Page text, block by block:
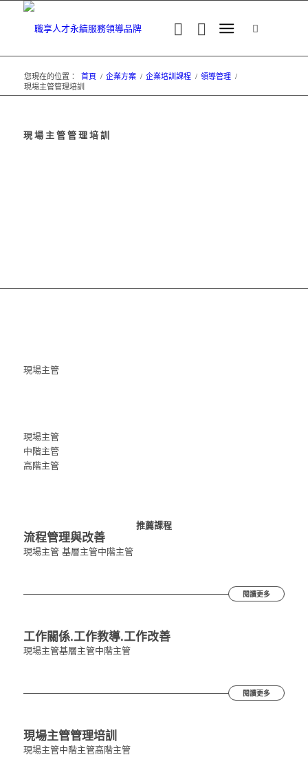
您現在的位置： 首頁 / 企業方案 / 企業培訓課程 / 領導管理 /
現場主管管理培訓
現場主管管理培訓
現場主管
現場主管
中階主管
高階主管
推薦課程
流程管理與改善
現場主管 基層主管中階主管
閱讀更多
工作關係.工作教導.工作改善
現場主管基層主管中階主管
閱讀更多
現場主管管理培訓
現場主管中階主管高階主管